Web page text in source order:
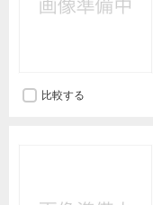
比較する